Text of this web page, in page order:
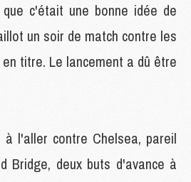
c'était une bonne idée de
un soir de match contre les
titre. Le lancement a dû être
l'aller contre Chelsea, pareil
Bridge, deux buts d'avance à